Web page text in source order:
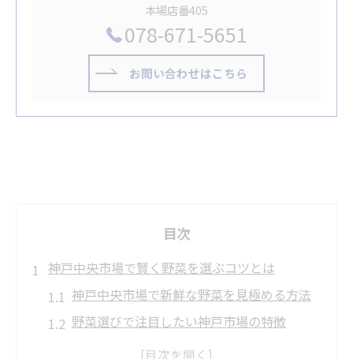
本場店番405
078-671-5651
お問い合わせはこちら
目次
神戸中央市場で賢く野菜を選ぶコツとは
神戸中央市場で新鮮な野菜を見極める方法
野菜選びで注目したい神戸市場の特徴
神戸中央市場の野菜選びで失敗しないポイ